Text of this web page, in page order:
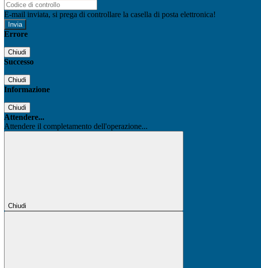
E-mail inviata, si prega di controllare la casella di posta elettronica!
Errore
Chiudi
Successo
Chiudi
Informazione
Chiudi
Attendere...
Attendere il completamento dell'operazione...
Chiudi